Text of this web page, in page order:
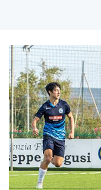
Azienda